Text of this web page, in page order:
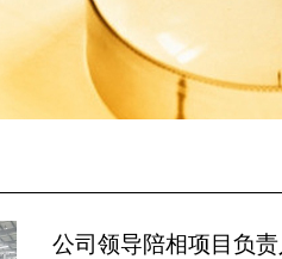
公司领导陪相项目负